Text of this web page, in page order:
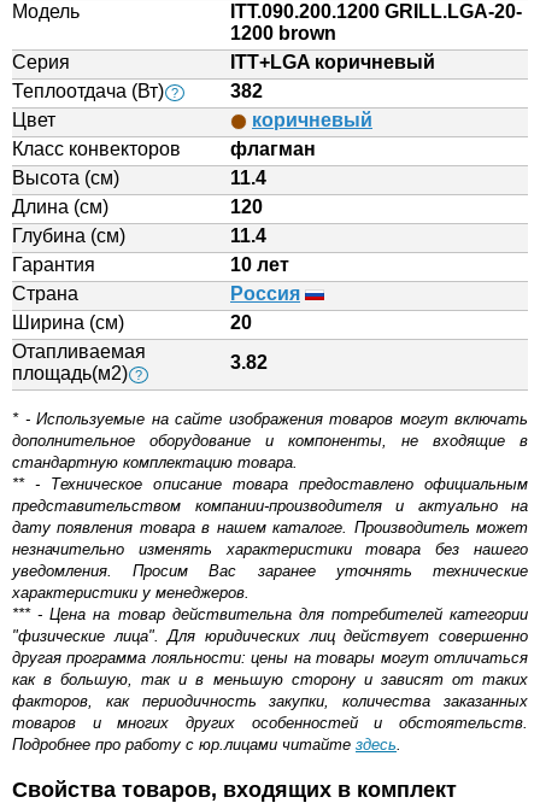
Модель
ITT.090.200.1200 GRILL.LGA-20-
1200 brown
Серия
ITT+LGA коричневый
Теплоотдача (Вт) ?
382
Цвет
коричневый
Класс конвекторов
флагман
Высота (см)
11.4
Длина (см)
120
Глубина (см)
11.4
Гарантия
10 лет
Страна
Россия
Ширина (см)
20
Отапливаемая
площадь(м2) ?
3.82
* - Используемые на сайте изображения товаров могут включать
дополнительное оборудование и компоненты, не входящие в
стандартную комплектацию товара.
** - Техническое описание товара предоставлено официальным
представительством компании-производителя и актуально на
дату появления товара в нашем каталоге. Производитель может
незначительно изменять характеристики товара без нашего
уведомления. Просим Вас заранее уточнять технические
характеристики у менеджеров.
*** - Цена на товар действительна для потребителей категории
"физические лица". Для юридических лиц действует совершенно
другая программа лояльности: цены на товары могут отличаться
как в большую, так и в меньшую сторону и зависят от таких
факторов, как периодичность закупки, количества заказанных
товаров и многих других особенностей и обстоятельств.
Подробнее про работу с юр.лицами читайте здесь.
Свойства товаров, входящих в комплект